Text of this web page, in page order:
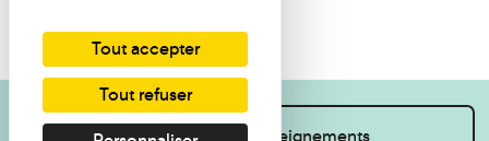
Je souhaite des renseignements
Tout accepter
Tout refuser